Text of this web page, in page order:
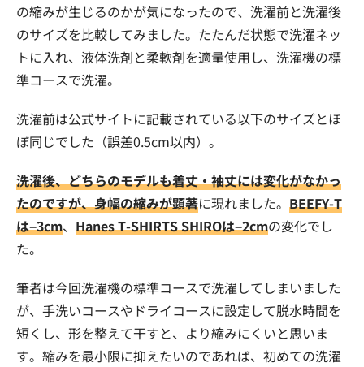
の縮みが生じるのかが気になったので、洗濯前と洗濯後
のサイズを比較してみました。たたんだ状態で洗濯ネッ
トに入れ、液体洗剤と柔軟剤を適量使用し、洗濯機の標
準コースで洗濯。
洗濯前は公式サイトに記載されている以下のサイズとほ
ぼ同じでした（誤差0.5cm以内）。
洗濯後、どちらのモデルも着丈・袖丈には変化がなかっ
たのですが、身幅の縮みが顕著に現れました。 BEEFY-T
は−3cm、 Hanes T-SHIRTS SHIROは−2cmの変化でし
た。
筆者は今回洗濯機の標準コースで洗濯してしまいました
が、手洗いコースやドライコースに設定して脱水時間を
短くし、形を整えて干すと、より縮みにくいと思いま
す。縮みを最小限に抑えたいのであれば、初めての洗濯